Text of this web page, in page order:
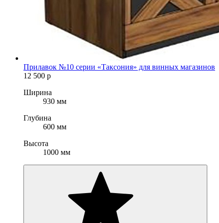
Прилавок №10 серии «Таксония» для винных магазинов
12 500 р
Ширина
930 мм
Глубина
600 мм
Высота
1000 мм